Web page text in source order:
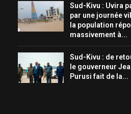
Sud-Kivu : Uvira
par une journée
la population
massivement à...
Sud-Kivu : de
le gouverneur
Purusi fait de la...